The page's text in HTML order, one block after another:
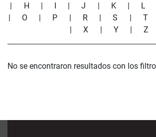
| H | I |J | K | L
| O | P | R |S | T
|X | Y |Z
No se encontraron resultados con los